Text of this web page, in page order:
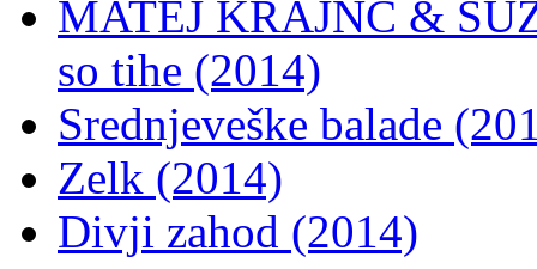
MATEJ KRAJNC &
so tihe (2014)
Srednjeveške balade
Zelk (2014)
Divji zahod (2014)